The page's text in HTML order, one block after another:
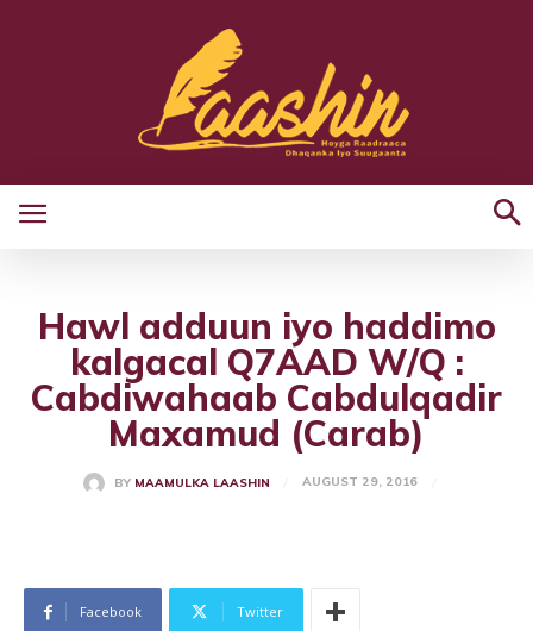
Hawl adduun iyo haddimo
kalgacal Q7AAD W/Q :
Cabdiwahaab Cabdulqadir
Maxamud (Carab)
BY MAAMULKA LAASHIN AUGUST 29, 2016
Facebook Twitter